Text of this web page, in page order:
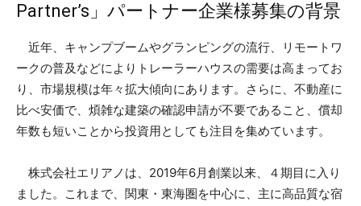
Partner’s」パートナー企業様募集の背景
近年、キャンプブームやグランピングの流行、リモートワ
ークの普及などによりトレーラーハウスの需要は高まってお
り、市場規模は年々拡大傾向にあります。さらに、不動産に
比べ安価で、煩雑な建築の確認申請が不要であること、償却
年数も短いことから投資用としても注目を集めています。
株式会社エリアノは、2019年6月創業以来、４期目に入り
ました。これまで、関東・東海圏を中心に、主に高品質な宿